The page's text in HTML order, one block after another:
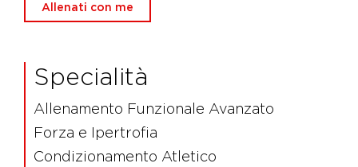
Allenati con me
Specialità
Allenamento Funzionale Avanzato
Forza e Ipertrofia
Condizionamento Atletico